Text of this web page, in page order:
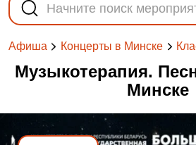
Афиша Концерты в Минске
Музыкотерапия.
Минске